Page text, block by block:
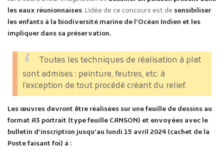
les eaux réunionnaises. L’idée de ce concours est de sensibiliser
les enfants à la biodiversité marine de l’Océan Indien et les
impliquer dans sa préservation.
Toutes les techniques de réalisation à plat
sont admises : peinture, feutres, etc. à
l’exception de tout procédé créant du relief.
Les œuvres devront être réalisées sur une feuille de dessins au
format A3 portrait (type feuille CANSON) et envoyées avec le
bulletin d’inscription jusqu’au lundi 15 avril 2024 (cachet de la
Poste faisant foi) à :